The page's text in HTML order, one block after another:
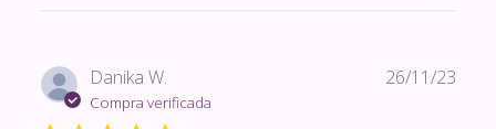
Danika W.
Compra verificada
26/11/23